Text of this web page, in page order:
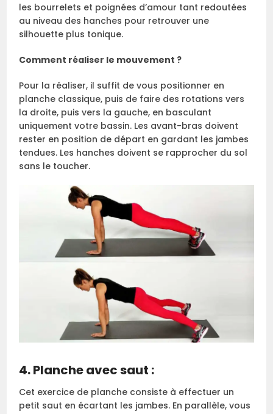
les bourrelets et poignées d’amour tant redoutées
au niveau des hanches pour retrouver une
silhouette plus tonique.
Comment réaliser le mouvement ?
Pour la réaliser, il suffit de vous positionner en
planche classique, puis de faire des rotations vers
la droite, puis vers la gauche, en basculant
uniquement votre bassin. Les avant-bras doivent
rester en position de départ en gardant les jambes
tendues. Les hanches doivent se rapprocher du sol
sans le toucher.
4. Planche avec saut :
Cet exercice de planche consiste à effectuer un
petit saut en écartant les jambes. En parallèle, vous